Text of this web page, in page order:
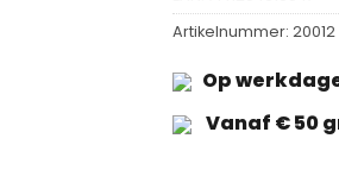
Artikelnummer: 20012
Op
Vanaf € 50